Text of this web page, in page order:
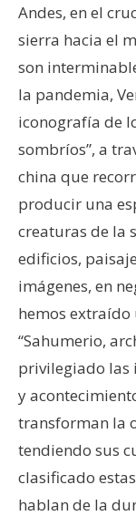
Andes, en el
sierra hacia el
son
la pandemia,
iconografía de
sombríos”, a
china que
producir una
creaturas de la
edificios,
imágenes, en
hemos
“Sahumerio,
privilegiado las
y
transforman la
tendiendo sus
clasificado
hablan de la